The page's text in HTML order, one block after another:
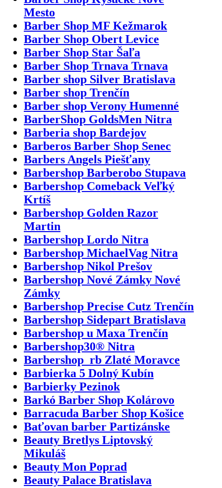
Mesto
Barber Shop MF Kežmarok
Barber Shop Obert Levice
Barber Shop Star Šaľa
Barber Shop Trnava Trnava
Barber shop Silver Bratislava
Barber shop Trenčín
Barber shop Verony Humenné
BarberShop GoldsMen Nitra
Barberia shop Bardejov
Barberos Barber Shop Senec
Barbers Angels Piešťany
Barbershop Barberobo Stupava
Barbershop Comeback Veľký
Krtíš
Barbershop Golden Razor
Martin
Barbershop Lordo Nitra
Barbershop MichaelVag Nitra
Barbershop Nikol Prešov
Barbershop Nové Zámky Nové
Zámky
Barbershop Precise Cutz Trenčín
Barbershop Sidepart Bratislava
Barbershop u Maxa Trenčín
Barbershop30® Nitra
Barbershop_rb Zlaté Moravce
Barbierka 5 Dolný Kubín
Barbierky Pezinok
Barkó Barber Shop Kolárovo
Barracuda Barber Shop Košice
Baťovan barber Partizánske
Beauty Bretlys Liptovský
Mikuláš
Beauty Mon Poprad
Beauty Palace Bratislava